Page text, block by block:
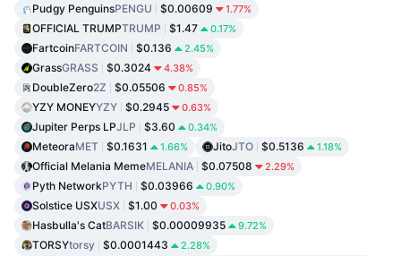
Pudgy PenguinsPENGU $0.00609 1.77%
OFFICIAL TRUMPTRUMP $1.47 0.17%
FartcoinFARTCOIN $0.136 2.45%
GrassGRASS $0.3024 4.38%
DoubleZero2Z $0.05506 0.85%
YZY MONEYYZY $0.2945 0.63%
Jupiter Perps LPJLP $3.60 0.34%
MeteoraMET $0.1631 1.66% JitoJTO $0.5136 1.18%
Official Melania MemeMELANIA $0.07508 2.29%
Pyth NetworkPYTH $0.03966 0.90%
Solstice USXUSX $1.00 0.03%
Hasbulla's CatBARSIK $0.00009935 9.72%
TORSYtorsy $0.0001443 2.28%